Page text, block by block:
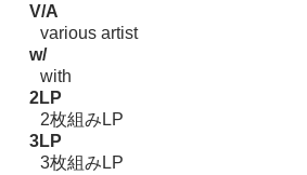
V/A
various artist
w/
with
2LP
2枚組みLP
3LP
3枚組みLP